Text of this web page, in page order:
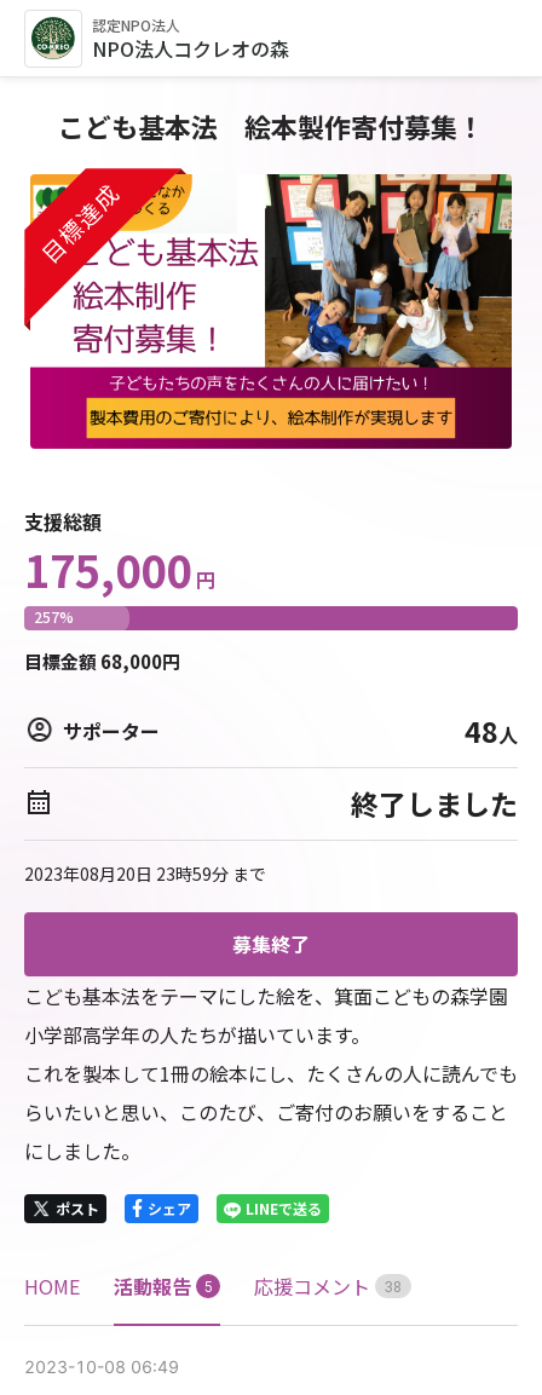
認定NPO法人
NPO法人コクレオの森
こども基本法 絵本製作寄付募集！
目標達成
支援総額
175,000 円
257%
目標金額 68,000円
サポーター 48人
終了しました
2023年08月20日 23時59分 まで
募集終了
こども基本法をテーマにした絵を、箕面こどもの森学園
小学部高学年の人たちが描いています。
これを製本して1冊の絵本にし、たくさんの人に読んでも
らいたいと思い、このたび、ご寄付のお願いをすること
にしました。
ポスト シェア LINEで送る
HOME 活動報告 5 応援コメント 38
2023-10-08 06:49